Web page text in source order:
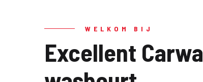
WELKOM BIJ
Excellent